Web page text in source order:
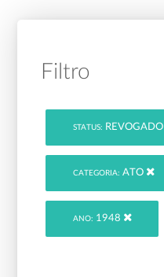
Filtro
STATUS: REVOGADO
CATEGORIA: ATO
ANO: 1948